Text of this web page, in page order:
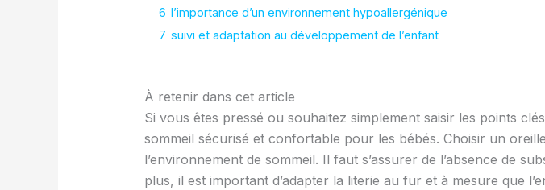
6 l’importance d’un environnement hypoallergénique
7 suivi et adaptation au développement de l’enfant
À retenir dans cet article
Si vous êtes pressé ou souhaitez simplement saisir les points
sommeil sécurisé et confortable pour les bébés. Choisir un
l’environnement de sommeil. Il faut s’assurer de l’absence de
plus, il est important d’adapter la literie au fur et à mesure que